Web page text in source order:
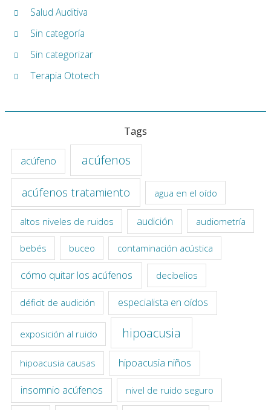
Salud Auditiva
Sin categoría
Sin categorizar
Terapia Ototech
Tags
acúfeno acúfenos
acúfenos tratamiento agua en el oído
altos niveles de ruidos audición audiometría
bebés buceo contaminación acústica
cómo quitar los acúfenos decibelios
déficit de audición especialista en oídos
exposición al ruido hipoacusia
hipoacusia causas hipoacusia niños
insomnio acúfenos nivel de ruido seguro